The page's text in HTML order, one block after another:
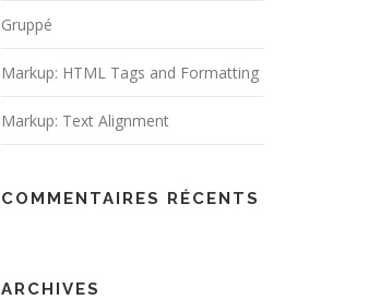
Gruppé
Markup: HTML Tags and Formatting
Markup: Text Alignment
COMMENTAIRES RÉCENTS
ARCHIVES